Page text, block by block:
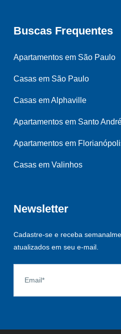
Buscas Frequentes
Apartamentos em São Paulo
Casas em São Paulo
Casas em Alphaville
Apartamentos em Santo
Apartamentos em
Casas em Valinhos
Newsletter
Cadastre-se e receba
atualizados em seu e-mail.